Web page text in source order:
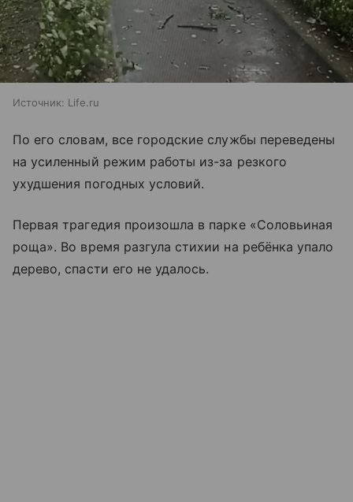
Источник: Life.ru
По его словам, все городские службы переведены
на усиленный режим работы из-за резкого
ухудшения погодных условий.
Первая трагедия произошла в парке «Соловьиная
роща». Во время разгула стихии на ребёнка упало
дерево, спасти его не удалось.